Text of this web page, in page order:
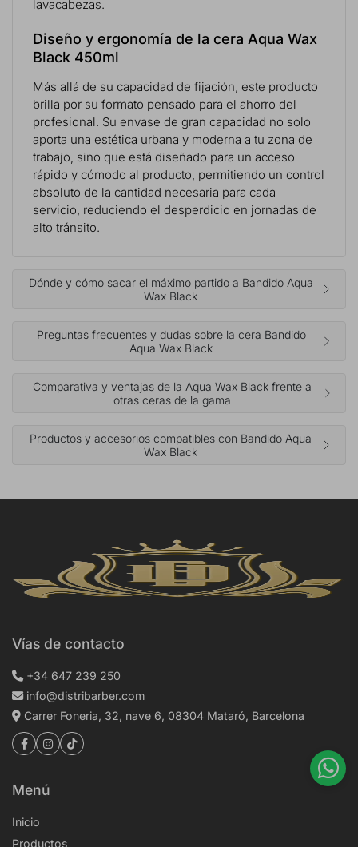
lavacabezas.
Diseño y ergonomía de la cera Aqua Wax
Black 450ml
Más allá de su capacidad de fijación, este producto
brilla por su formato pensado para el ahorro del
profesional. Su envase de gran capacidad no solo
aporta una estética urbana y moderna a tu zona de
trabajo, sino que está diseñado para un acceso
rápido y cómodo al producto, permitiendo un control
absoluto de la cantidad necesaria para cada
servicio, reduciendo el desperdicio en jornadas de
alto tránsito.
Dónde y cómo sacar el máximo partido a Bandido Aqua
Wax Black
Preguntas frecuentes y dudas sobre la cera Bandido
Aqua Wax Black
Comparativa y ventajas de la Aqua Wax Black frente a
otras ceras de la gama
Productos y accesorios compatibles con Bandido Aqua
Wax Black
Vías de contacto
+34 647 239 250
info@distribarber.com
Carrer Foneria, 32, nave 6, 08304 Mataró, Barcelona
Menú
Inicio
Productos